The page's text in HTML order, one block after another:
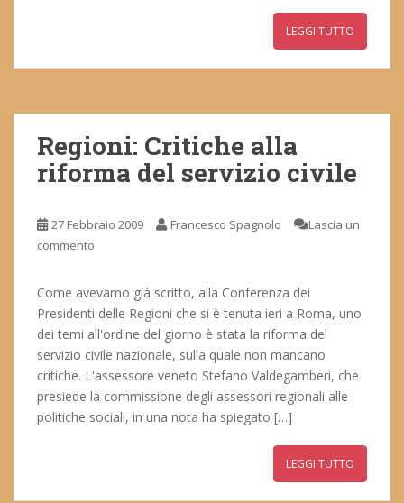
LEGGI TUTTO
Regioni: Critiche alla
riforma del servizio civile
27 Febbraio 2009 Francesco Spagnolo
Lascia un
commento
Come avevamo già scritto, alla Conferenza dei
Presidenti delle Regioni che si è tenuta ieri a Roma, uno
dei temi all'ordine del giorno è stata la riforma del
servizio civile nazionale, sulla quale non mancano
critiche. L'assessore veneto Stefano Valdegamberi, che
presiede la commissione degli assessori regionali alle
politiche sociali, in una nota ha spiegato […]
LEGGI TUTTO